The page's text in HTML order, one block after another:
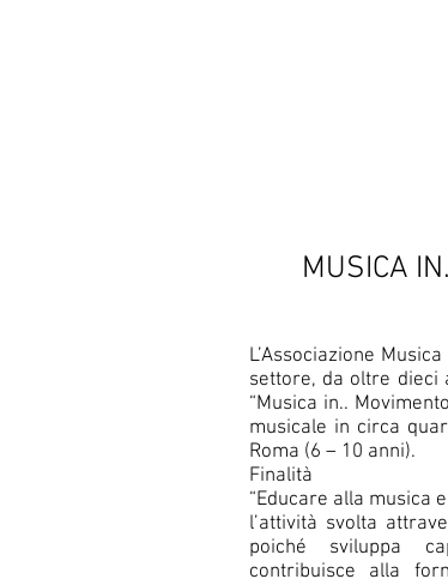
MUSICA
L’Associazione
settore, da oltre dieci
“Musica in..
musicale in circa
Roma (6 – 10 anni).
Finalità
“Educare alla musica
l’attività svolta
poiché sviluppa
contribuisce alla